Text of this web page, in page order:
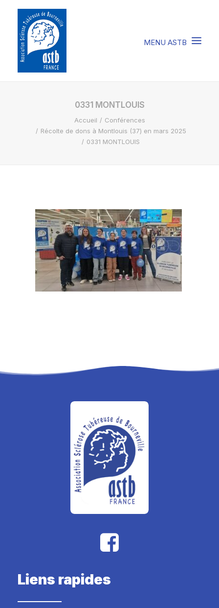
COMPRENDRE LA STB
SOIGNER LA STB
VIVRE AVEC LA STB
RECHERCHE
PANIER
0331 MONTLOUIS
Accueil
Conférences
Récolte de dons à Montlouis (37) en mars 2025
0331 MONTLOUIS
Liens rapides